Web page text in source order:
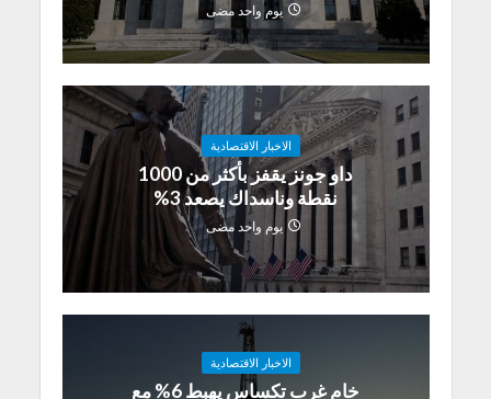
يوم واحد مضى
الاخبار الاقتصادية
داو جونز يقفز بأكثر من 1000
نقطة وناسداك يصعد 3%
يوم واحد مضى
الاخبار الاقتصادية
خام غرب تكساس يهبط 6% مع